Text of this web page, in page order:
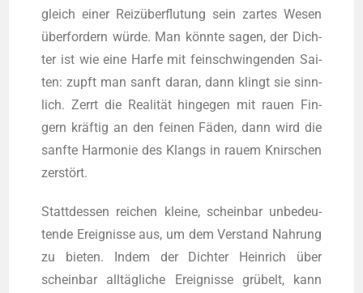
gleich einer Reiz­über­flu­tung sein zar­tes Wesen
über­for­dern wür­de. Man könn­te sagen, der Dich­
ter ist wie eine Har­fe mit fein­schwin­gen­den Sai­
ten: zupft man sanft dar­an, dann klingt sie sinn­
lich. Zerrt die Rea­li­tät hin­ge­gen mit rau­en Fin­
gern kräf­tig an den fei­nen Fäden, dann wird die
sanf­te Har­mo­nie des Klangs in rau­em Knir­schen
zerstört.
Statt­des­sen rei­chen klei­ne, schein­bar unbe­deu­
ten­de Ereig­nis­se aus, um dem Ver­stand Nah­rung
zu bie­ten. Indem der Dich­ter Hein­rich über
schein­bar all­täg­li­che Ereig­nis­se grü­belt, kann